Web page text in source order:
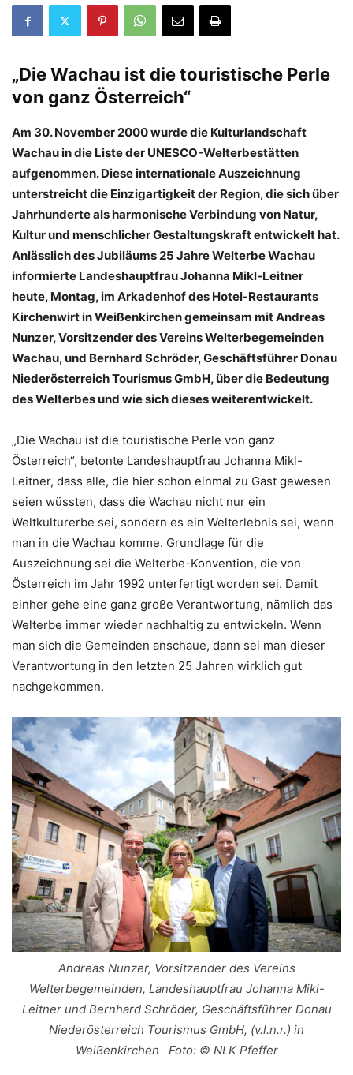
„Die Wachau ist die touristische Perle
von ganz Österreich“
Am 30. November 2000 wurde die Kulturlandschaft
Wachau in die Liste der UNESCO-Welterbestätten
aufgenommen. Diese internationale Auszeichnung
unterstreicht die Einzigartigkeit der Region, die sich über
Jahrhunderte als harmonische Verbindung von Natur,
Kultur und menschlicher Gestaltungskraft entwickelt hat.
Anlässlich des Jubiläums 25 Jahre Welterbe Wachau
informierte Landeshauptfrau Johanna Mikl-Leitner
heute, Montag, im Arkadenhof des Hotel-Restaurants
Kirchenwirt in Weißenkirchen gemeinsam mit Andreas
Nunzer, Vorsitzender des Vereins Welterbegemeinden
Wachau, und Bernhard Schröder, Geschäftsführer Donau
Niederösterreich Tourismus GmbH, über die Bedeutung
des Welterbes und wie sich dieses weiterentwickelt.
„Die Wachau ist die touristische Perle von ganz
Österreich“, betonte Landeshauptfrau Johanna Mikl-
Leitner, dass alle, die hier schon einmal zu Gast gewesen
seien wüssten, dass die Wachau nicht nur ein
Weltkulturerbe sei, sondern es ein Welterlebnis sei, wenn
man in die Wachau komme. Grundlage für die
Auszeichnung sei die Welterbe-Konvention, die von
Österreich im Jahr 1992 unterfertigt worden sei. Damit
einher gehe eine ganz große Verantwortung, nämlich das
Welterbe immer wieder nachhaltig zu entwickeln. Wenn
man sich die Gemeinden anschaue, dann sei man dieser
Verantwortung in den letzten 25 Jahren wirklich gut
nachgekommen.
Andreas Nunzer, Vorsitzender des Vereins
Welterbegemeinden, Landeshauptfrau Johanna Mikl-
Leitner und Bernhard Schröder, Geschäftsführer Donau
Niederösterreich Tourismus GmbH, (v.l.n.r.) in
Weißenkirchen Foto: © NLK Pfeffer